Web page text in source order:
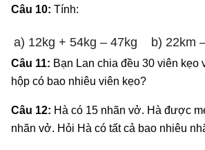
Câu 10: Tính:
a) 12kg + 54kg – 47kg b) 22km
Câu 11: Bạn Lan chia đều 30 viên kẹo
hộp có bao nhiêu viên kẹo?
Câu 12: Hà có 15 nhãn vở. Hà được
nhãn vở. Hỏi Hà có tất cả bao nhiêu